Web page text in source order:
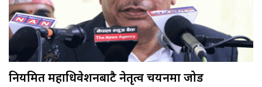
नियमित महाधिवेशनबाटै नेतृत्व चयनमा जोड